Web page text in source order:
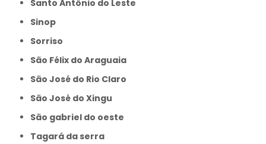
Santo Antônio do Leste
Sinop
Sorriso
São Félix do Araguaia
São José do Rio Claro
São José do Xingu
São gabriel do oeste
Tagará da serra